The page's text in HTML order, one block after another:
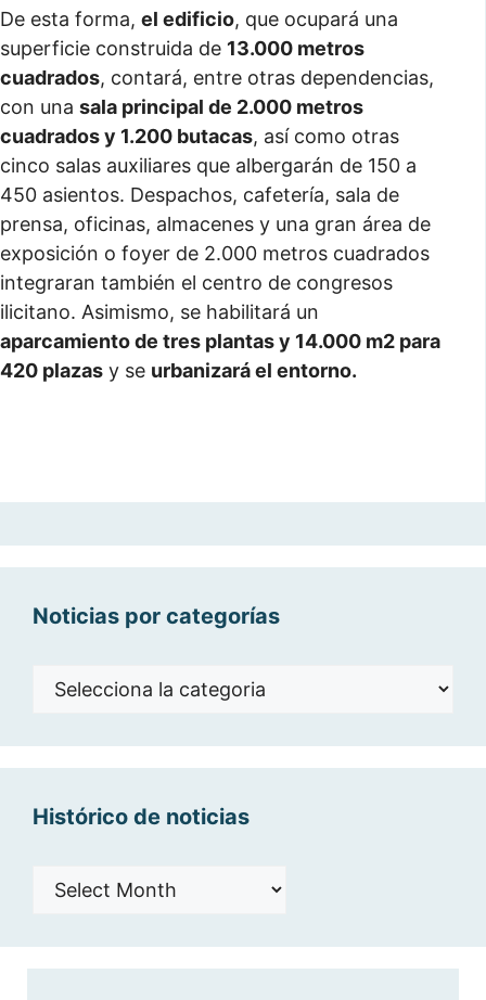
De esta forma, el edificio, que ocupará una
superficie construida de 13.000 metros
cuadrados, contará, entre otras dependencias,
con una sala principal de 2.000 metros
cuadrados y 1.200 butacas, así como otras
cinco salas auxiliares que albergarán de 150 a
450 asientos. Despachos, cafetería, sala de
prensa, oficinas, almacenes y una gran área de
exposición o foyer de 2.000 metros cuadrados
integraran también el centro de congresos
ilicitano. Asimismo, se habilitará un
aparcamiento de tres plantas y 14.000 m2 para
420 plazas y se urbanizará el entorno.
Noticias por categorías
Noticias
Histórico de noticias
Histórico